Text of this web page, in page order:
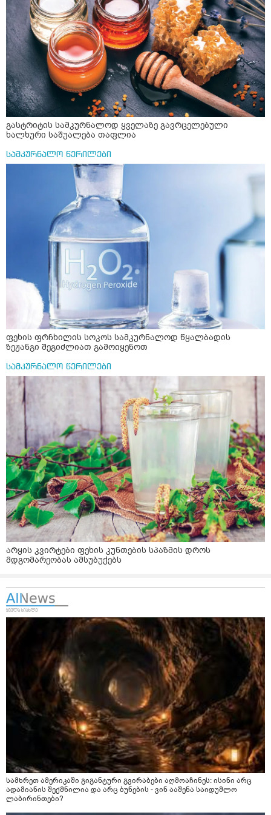
გასტრიტის სამკურნალოდ ყველაზე გავრცელებული
ხალხური საშუალება თაფლია
სამკურნალო წერილები
ფეხის ფრჩხილის სოკოს სამკურნალოდ წყალბადის
ზეჟანგი შეგიძლიათ გამოიყენოთ
სამკურნალო წერილები
არყის კვირტები ფეხის კუნთების სპაზმის დროს
მდგომარეობას ამსუბუქებს
სამხრეთ ამერიკაში გიგანტური გვირაბები აღმოაჩინეს: ისინი არც
ადამიანის შექმნილია და არც ბუნების - ვინ ააშენა საიდუმლო
ლაბირინთები?